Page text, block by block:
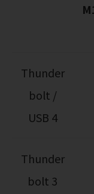
Thunder
bolt /
USB 4
Thunder
bolt 3